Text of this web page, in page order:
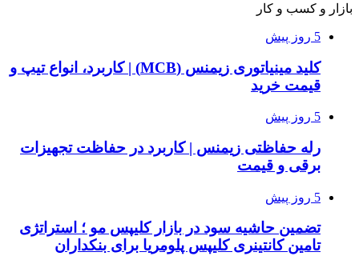
بازار و کسب و کار
5 روز پیش
کلید مینیاتوری زیمنس (MCB) | کاربرد، انواع تیپ و
قیمت خرید
5 روز پیش
رله حفاظتی زیمنس | کاربرد در حفاظت تجهیزات
برقی و قیمت
5 روز پیش
تضمین حاشیه سود در بازار کلیپس مو ؛ استراتژی
تامین کانتینری کلیپس پلومریا برای بنکداران